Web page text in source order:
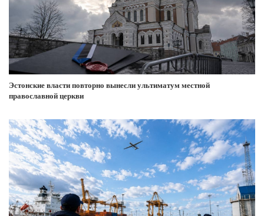
Эстонские власти повторно вынесли ультиматум местной
православной церкви